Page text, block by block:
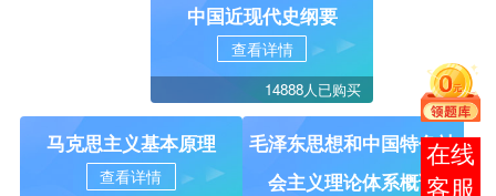
中国近现代史纲要
查看详情
14888人已购买
马克思主义基本原理
查看详情
毛泽东思想和中国特色社
会主义理论体系概论
报考
咨询